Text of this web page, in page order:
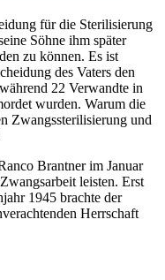
für die Sterilisierung
Söhne ihm später
zu können. Es ist
des Vaters den
22 Verwandte in
wurden. Warum die
Zwangssterilisierung und
Brantner im Januar
leisten. Erst
1945 brachte der
Herrschaft